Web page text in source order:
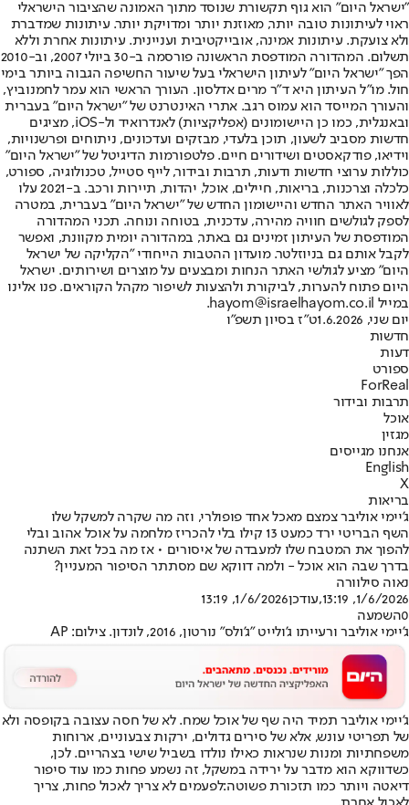
"ישראל היום" הוא גוף תקשורת שנוסד מתוך האמונה שהציבור הישראלי
ראוי לעיתונות טובה יותר, מאוזנת יותר ומדויקת יותר. עיתונות שמדברת
ולא צועקת. עיתונות אמינה, אובייקטיבית ועניינית. עיתונות אחרת וללא
תשלום. המהדורה המודפסת הראשונה פורסמה ב-30 ביולי 2007, וב-2010
הפך "ישראל היום" לעיתון הישראלי בעל שיעור החשיפה הגבוה ביותר בימי
חול. מו"ל העיתון היא ד"ר מרים אדלסון. העורך הראשי הוא עמר לחמנוביץ,
והעורך המייסד הוא עמוס רגב. אתרי האינטרנט של "ישראל היום" בעברית
ובאנגלית, כמו כן היישומונים (אפליקציות) לאנדרואיד ול-iOS, מציגים
חדשות מסביב לשעון, תוכן בלעדי, מבזקים ועדכונים, ניתוחים ופרשנויות,
וידיאו, פודקאסטים ושידורים חיים. פלטפורמות הדיגיטל של "ישראל היום"
כוללות ערוצי חדשות ודעות, תרבות ובידור, לייף סטייל, טכנולוגיה, ספורט,
כלכלה וצרכנות, בריאות, חיילים, אוכל, יהדות, תיירות ורכב. ב-2021 עלו
לאוויר האתר החדש והיישומון החדש של "ישראל היום" בעברית, במטרה
לספק לגולשים חוויה מהירה, עדכנית, בטוחה ונוחה. תכני המהדורה
המודפסת של העיתון זמינים גם באתר, במהדורה יומית מקוונת, ואפשר
לקבל אותם גם בניוזלטר. מועדון ההטבות הייחודי "הקליקה של ישראל
היום" מציע לגולשי האתר הנחות ומבצעים על מוצרים ושירותים. ישראל
היום פתוח להערות, לביקורת ולהצעות לשיפור מקהל הקוראים. פנו אלינו
במייל hayom@israelhayom.co.il.
יום שני, 1.6.2026
ט"ז בסיון תשפ"ו
חדשות
דעות
ספורט
ForReal
תרבות ובידור
אוכל
מגזין
אנחנו מגייסים
English
X
בריאות
ג'יימי אוליבר צמצם מאכל אחד פופולרי, וזה מה שקרה למשקל שלו
השף הבריטי ירד כמעט 13 קילו בלי להכריז מלחמה על אוכל אהוב ובלי
להפוך את המטבח שלו למעבדה של איסורים • אז מה בכל זאת השתנה
בדרך שבה הוא אוכל - ולמה דווקא שם מסתתר הסיפור המעניין?
נאוה סילוורה
1/6/2026, 13:19
,עודכן1/6/2026, 13:19
0השמעה
ג'יימי אוליבר ורעייתו ג'ולייט "ג'ולס" נורטון, 2016, לונדון. צילום: AP
ג'יימי אוליבר תמיד היה שף של אוכל שמח. לא של חסה עצובה בקופסה ולא
של תפריטי עונש, אלא של סירים גדולים, ירקות צבעוניים, ארוחות
משפחתיות ומנות שנראות כאילו נולדו בשביל שישי בצהריים. לכן,
כשדווקא הוא מדבר על ירידה במשקל, זה נשמע פחות כמו עוד סיפור
דיאטה ויותר כמו תזכורת פשוטה:לפעמים לא צריך לאכול פחות, צריך